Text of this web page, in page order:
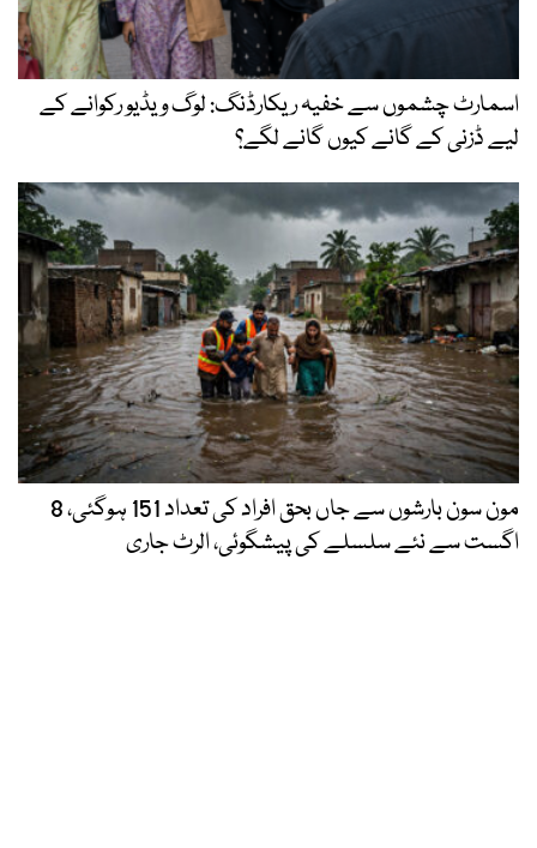
اسمارٹ چشموں سے خفیہ ریکارڈنگ: لوگ ویڈیو رکوانے کے
لیے ڈزنی کے گانے کیوں گانے لگے؟
مون سون بارشوں سے جاں بحق افراد کی تعداد 151 ہوگئی، 8
اگست سے نئے سلسلے کی پیشگوئی، الرٹ جاری